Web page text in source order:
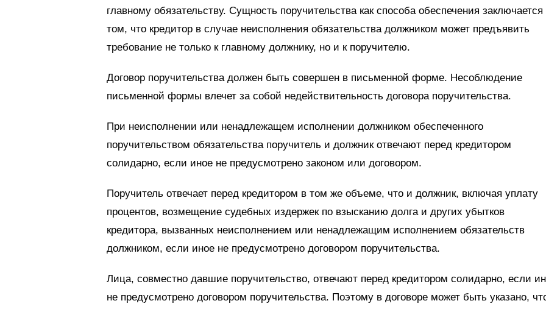
главному обязательству. Сущность поручительства как способа обеспечения заключается
том, что кредитор в случае неисполнения обязательства должником может предъявить
требование не только к главному должнику, но и к поручителю.
Договор поручительства должен быть совершен в письменной форме. Несоблюдение
письменной формы влечет за собой недействительность договора поручительства.
При неисполнении или ненадлежащем исполнении должником обеспеченного
поручительством обязательства поручитель и должник отвечают перед кредитором
солидарно, если иное не предусмотрено законом или договором.
Поручитель отвечает перед кредитором в том же объеме, что и должник, включая уплату
процентов, возмещение судебных издержек по взысканию долга и других убытков
кредитора, вызванных неисполнением или ненадлежащим исполнением обязательств
должником, если иное не предусмотрено договором поручительства.
Лица, совместно давшие поручительство, отвечают перед кредитором солидарно, если
не предусмотрено договором поручительства. Поэтому в договоре может быть указано,